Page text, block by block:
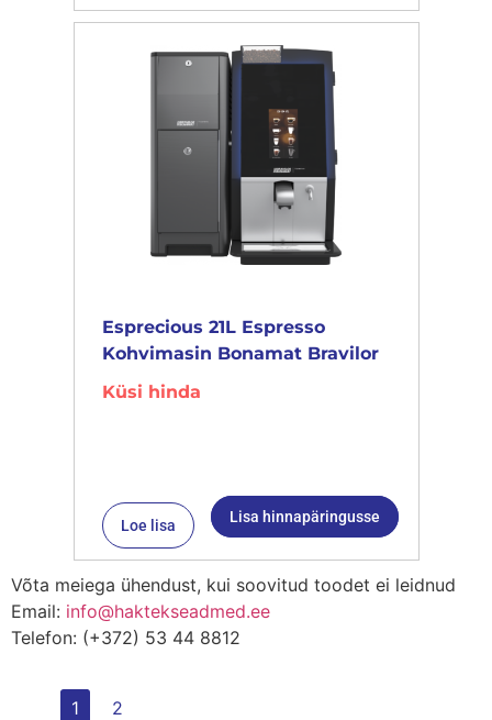
Esprecious 21L Espresso
Kohvimasin Bonamat Bravilor
Küsi hinda
Loe lisa Lisa hinnapäringusse
Võta meiega ühendust, kui soovitud toodet ei leidnud
Email: info@haktekseadmed.ee
Telefon: (+372) 53 44 8812
1 2